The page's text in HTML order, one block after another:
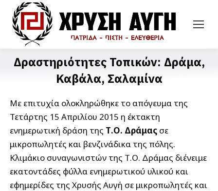
Δραστηριότητες Τοπικών: Δράμα,
Καβάλα, Σαλαμίνα
Με επιτυχία ολοκληρώθηκε το απόγευμα της
Τετάρτης 15 Απριλίου 2015 η έκτακτη
ενημερωτική δράση της Τ.Ο. Δράμας σε
μικροπωλητές και βενζινάδικα της πόλης.
Κλιμάκιο συναγωνιστών της Τ.Ο. Δράμας διένειμε
εκατοντάδες φύλλα ενημερωτικού υλικού και
εφημερίδες της Χρυσής Αυγή σε μικροπωλητές και